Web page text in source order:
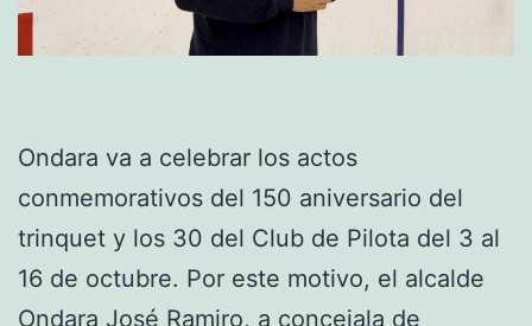
Ondara va a celebrar los actos
conmemorativos del 150 aniversario del
trinquet y los 30 del Club de Pilota del 3 al
16 de octubre. Por este motivo, el alcalde
Ondara José Ramiro, a concejala de